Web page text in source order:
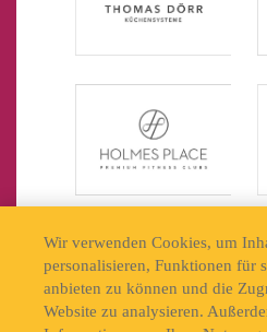
Wir verwenden Cookies, um
personalisieren, Funktionen für
anbieten zu können und die
Website zu analysieren.